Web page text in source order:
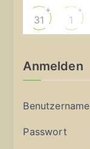
31
+
1
+
Anmelden
Benutzername
Passwort